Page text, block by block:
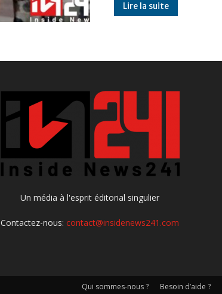
Lire la suite
Un média à l'esprit éditorial singulier
Contactez-nous:contact@insidenews241.com
Qui sommes-nous ? Besoin d’aide ?